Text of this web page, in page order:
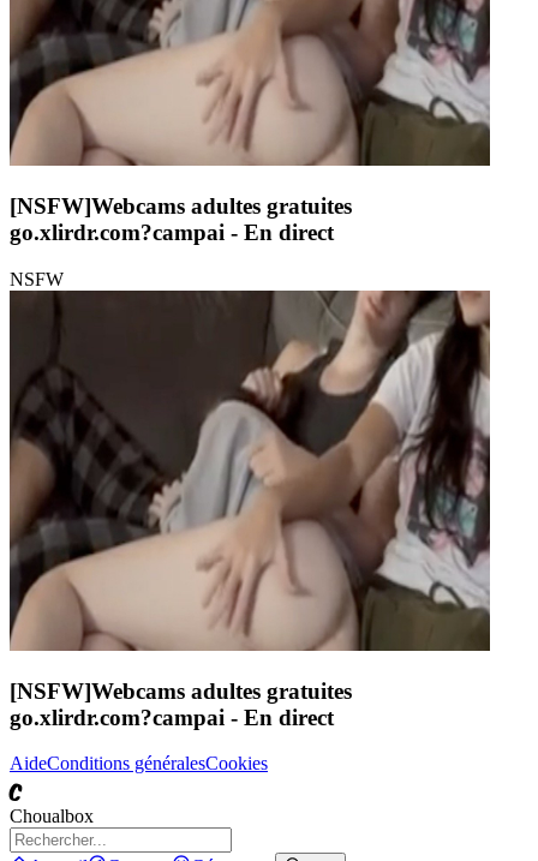
[NSFW]Webcams adultes gratuites
go.xlirdr.com?campai - En direct
NSFW
[NSFW]Webcams adultes gratuites
go.xlirdr.com?campai - En direct
AideConditions généralesCookies
C
Choualbox